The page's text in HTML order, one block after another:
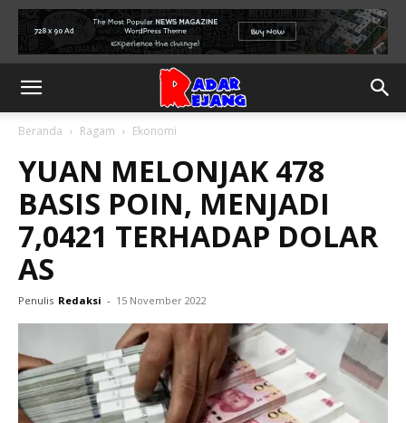
Beranda Ragam Ekonomi
YUAN MELONJAK 478
BASIS POIN, MENJADI
7,0421 TERHADAP DOLAR
AS
Penulis Redaksi - 15 November 2022